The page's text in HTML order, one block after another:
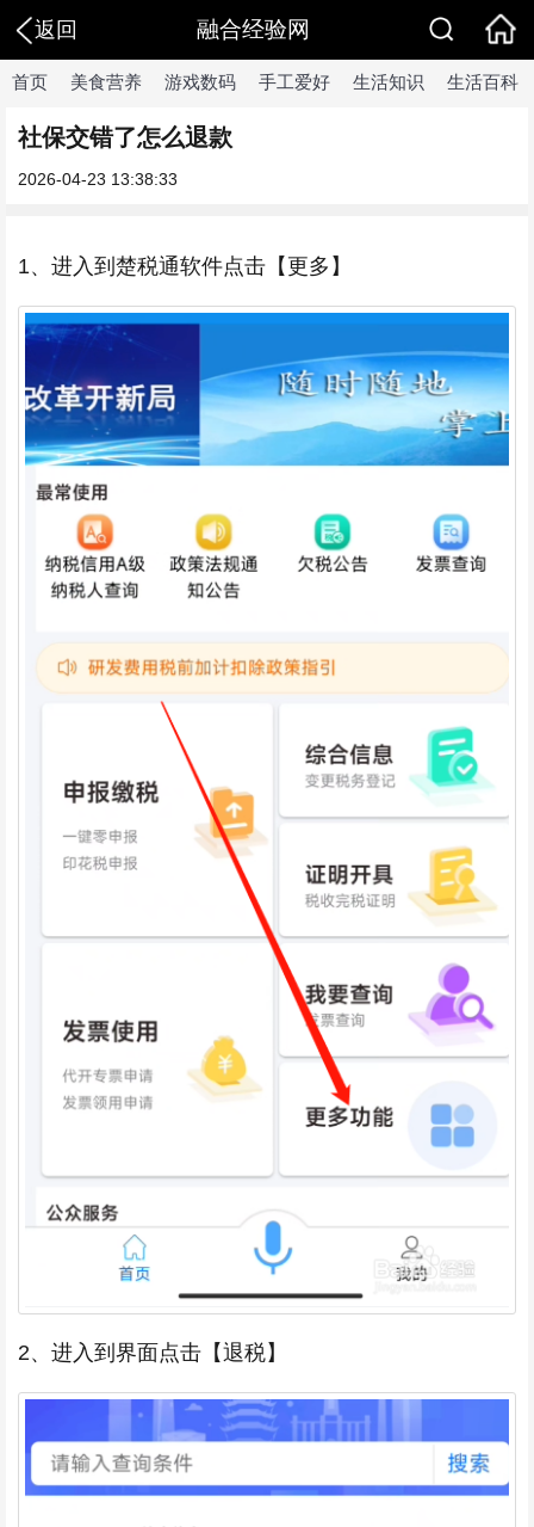
返回 融合经验网
首页 美食营养 游戏数码 手工爱好 生活知识 生活百科
社保交错了怎么退款
2026-04-23 13:38:33
1、进入到楚税通软件点击【更多】
2、进入到界面点击【退税】